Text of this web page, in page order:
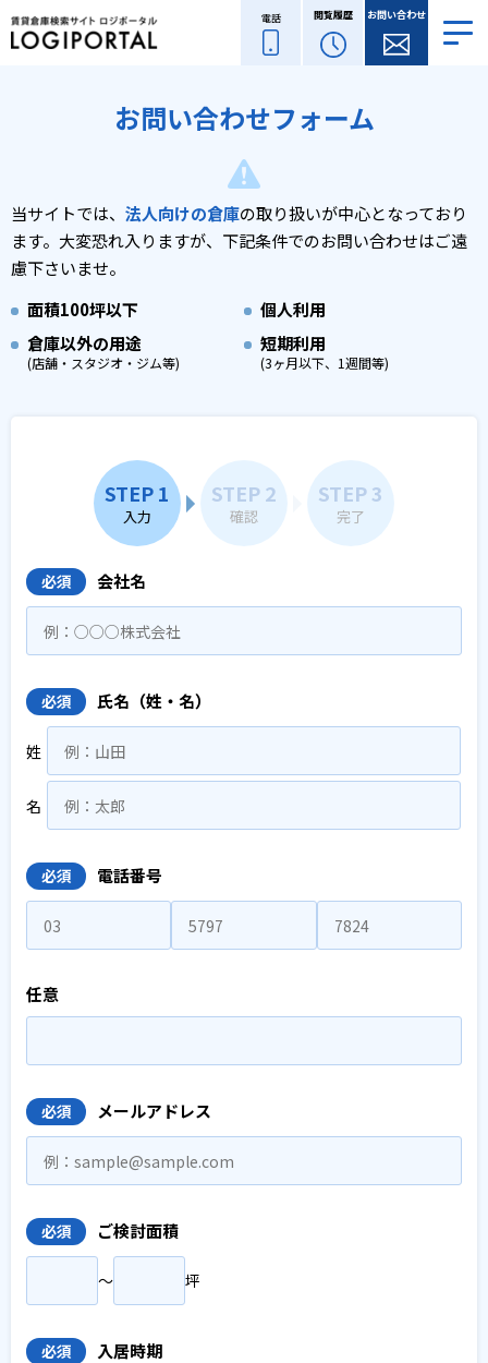
電話 閲覧履歴 お問い合わせ
お問い合わせフォーム
当サイトでは、 法人向けの倉庫の取り扱いが中心となっており
ます。 大変恐れ入りますが、下記条件でのお問い合わせはご遠
慮下さいませ。
面積100坪以下
個人利用
倉庫以外の用途
(店舗・スタジオ・ジム等)
短期利用
(3ヶ月以下、1週間等)
STEP 1
入力
STEP 2
確認
STEP 3
完了
必須 会社名
必須 氏名（姓・名）
姓
名
必須 電話番号
任意
必須 メールアドレス
必須 ご検討面積
〜 坪
必須
入居時期